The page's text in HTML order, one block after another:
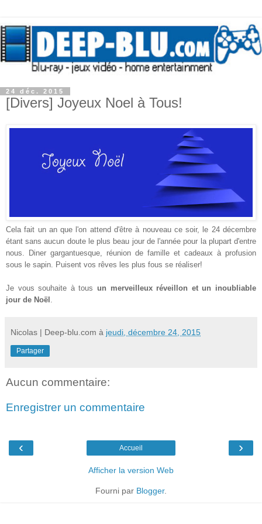
24 déc. 2015
[Divers] Joyeux Noel à Tous!
Cela fait un an que l'on attend d'être à nouveau ce soir, le 24 décembre
étant sans aucun doute le plus beau jour de l'année pour la plupart d'entre
nous. Diner gargantuesque, réunion de famille et cadeaux à profusion
sous le sapin. Puisent vos rêves les plus fous se réaliser!
Je vous souhaite à tous un merveilleux réveillon et un inoubliable
jour de Noël
Nicolas | Deep-blu.com à jeudi, décembre 24, 2015
Partager
Aucun commentaire:
Enregistrer un commentaire
‹ ›
Accueil
Afficher la version Web
Fourni par Blogger.